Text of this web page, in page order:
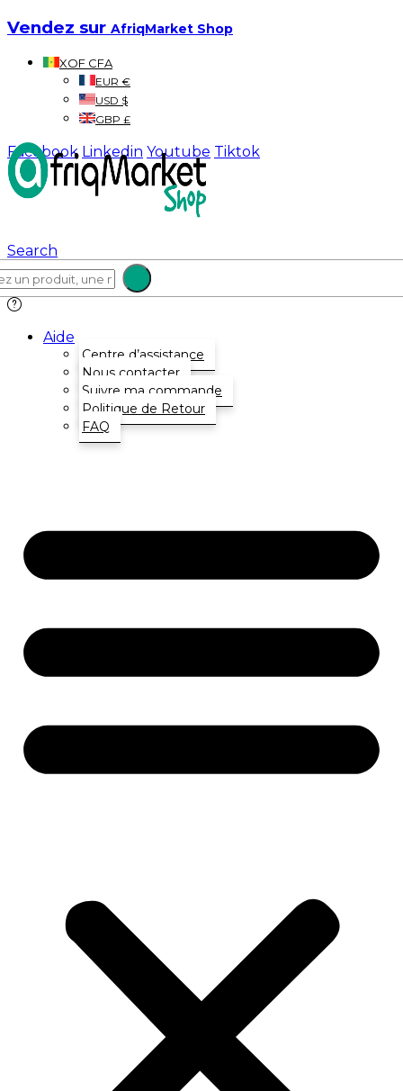
Vendez sur AfriqMarket Shop
XOF CFA
EUR €
USD $
GBP £
Facebook Linkedin Youtube Tiktok
Search
Aide
Centre d’assistance
Nous contacter
Suivre ma commande
Politique de Retour
FAQ